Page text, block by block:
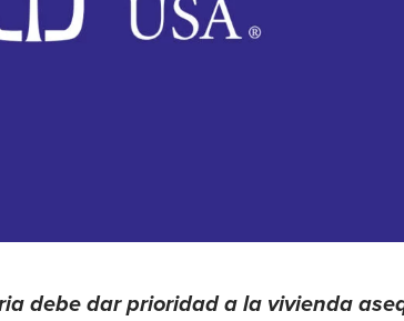
debe dar prioridad a la vivienda